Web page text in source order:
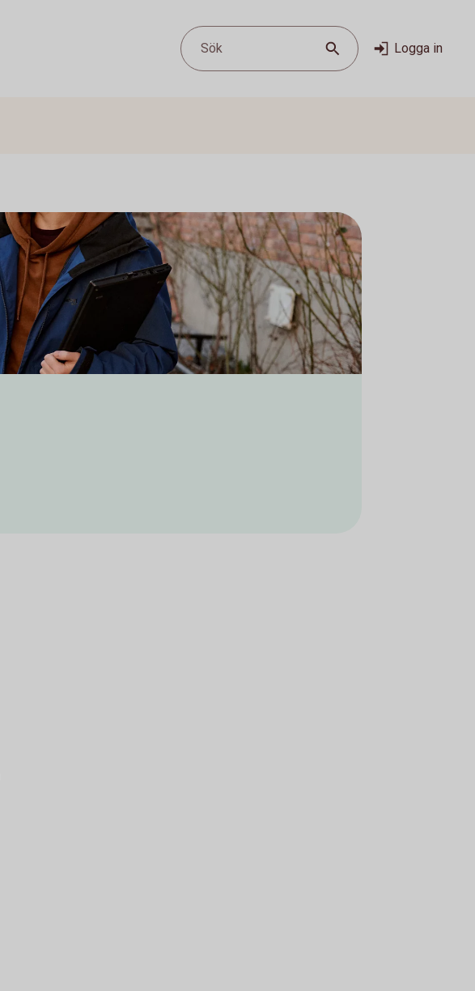
Sök Logga in